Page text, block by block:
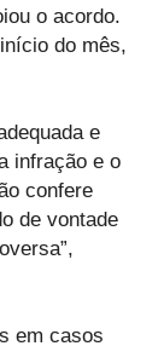
o acordo.
do mês,
e
infração e o
confere
de vontade
em casos